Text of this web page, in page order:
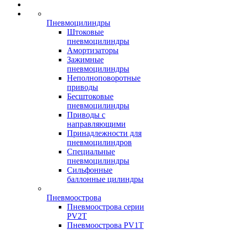
Пневмоцилиндры
Штоковые
пневмоцилиндры
Амортизаторы
Зажимные
пневмоцилиндры
Неполноповоротные
приводы
Бесштоковые
пневмоцилиндры
Приводы с
направляющими
Принадлежности для
пневмоцилиндров
Специальные
пневмоцилиндры
Сильфонные
баллонные цилиндры
Пневмоострова
Пневмоострова серии
PV2T
Пневмоострова PV1T